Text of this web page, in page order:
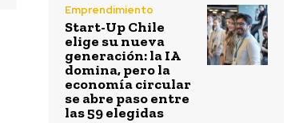
Emprendimiento
Start-Up Chile
elige su nueva
generación: la IA
domina, pero la
economía circular
se abre paso entre
las 59 elegidas